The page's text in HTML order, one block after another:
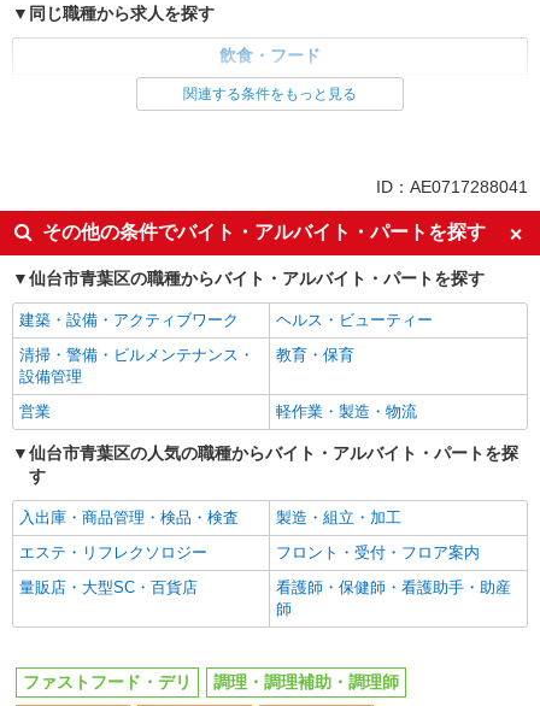
パート
株式会社ジェイ・エス・ビー・フードサービス
時以降は時給25％UP（深夜割増）
宮城県仙台市青葉区川内三十人町 学生会館 ユ
ニドーム川内
詳細を見る
アルバイト パート
ピザハット 錦ケ丘店
ピザの宅配／デリバリー・配達
時給1,100円以上 平日 時給1,100円以上 高校
生 時給1,100円以上
キープ 詳細を見る
アルバイト パート
ど）
時給1,100円 ※22:00〜翌5:00：時給1,375円 ※
同じ職種から求人を探す
飲食・フード
ファストフード・デリ
調理・調理補助・調理師
ミドル（40代～）活躍中
週2～3日勤務OK
短時間勤務（1日4h以内）OK
深夜
扶養内勤務OK
交通費支給
社会保険あり
まかない・食事補助
社員登用あり
関連する条件をもっと見る
ID：AE0717288041
その他の条件でバイト・アルバイト・パートを探す
仙台市青葉区の職種からバイト・アルバイト・パートを探す
建築・設備・アクティブワーク
ヘルス・ビューティー
清掃・警備・ビルメンテナンス・
設備管理
教育・保育
営業 軽作業・製造・物流
仙台市青葉区の人気の職種からバイト・アルバイト・パートを探
す
入出庫・商品管理・検品・検査
製造・組立・加工
エステ・リフレクソロジー
フロント・受付・フロア案内
量販店・大型SC・百貨店
看護師・保健師・看護助手・助産
師
ファストフード・デリ
調理・調理補助・調理師